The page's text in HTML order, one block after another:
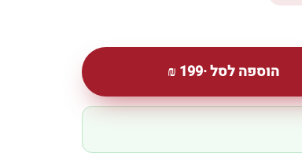
הוספה לסל ·199
₪